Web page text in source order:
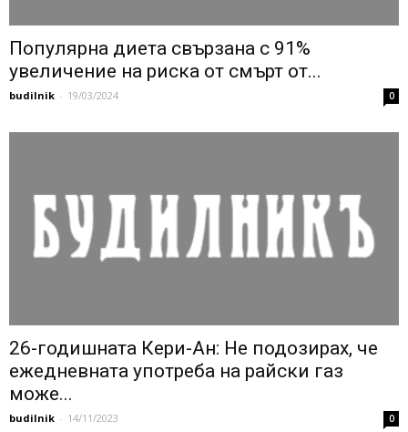
Популярна диета свързана с 91%
увеличение на риска от смърт от...
budilnik - 19/03/2024 0
26-годишната Кери-Ан: Не подозирах, че
ежедневната употреба на райски газ
може...
budilnik - 14/11/2023 0